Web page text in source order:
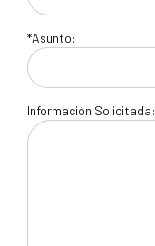
*Asunto:
Información Solicitada: